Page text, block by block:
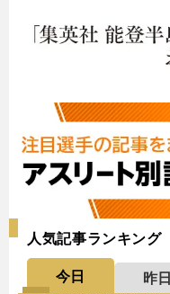
人気記事ランキング
今日 昨日